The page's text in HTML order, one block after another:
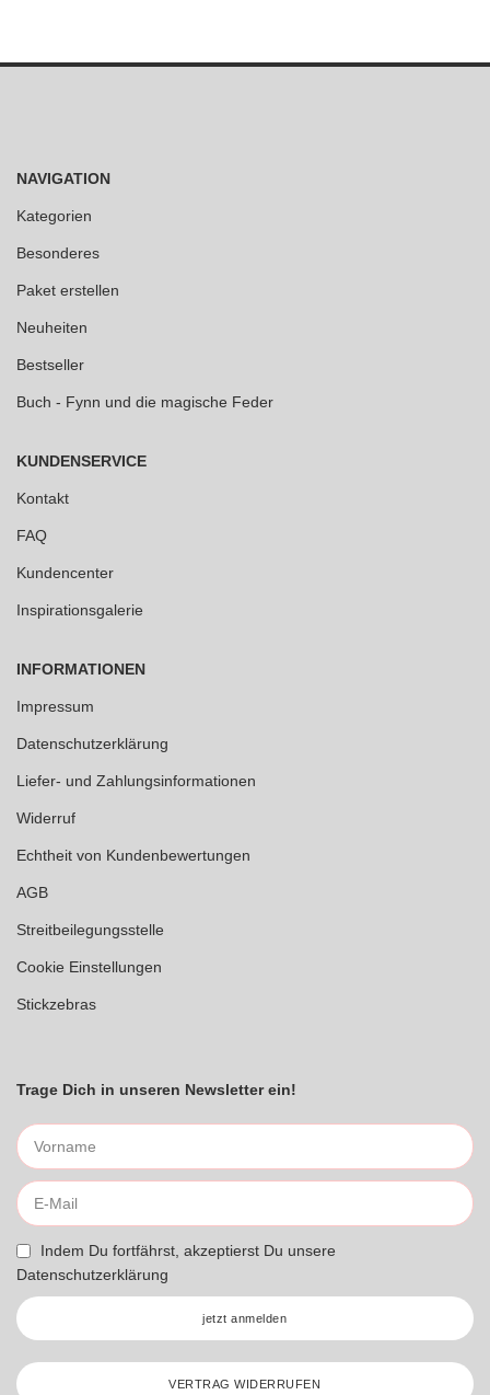
NAVIGATION
Kategorien
Besonderes
Paket erstellen
Neuheiten
Bestseller
Buch - Fynn und die magische Feder
KUNDENSERVICE
Kontakt
FAQ
Kundencenter
Inspirationsgalerie
INFORMATIONEN
Impressum
Datenschutzerklärung
Liefer- und Zahlungsinformationen
Widerruf
Echtheit von Kundenbewertungen
AGB
Streitbeilegungsstelle
Cookie Einstellungen
Stickzebras
Trage Dich in unseren Newsletter ein!
Indem Du fortfährst, akzeptierst Du unsere
Datenschutzerklärung
jetzt anmelden
VERTRAG WIDERRUFEN